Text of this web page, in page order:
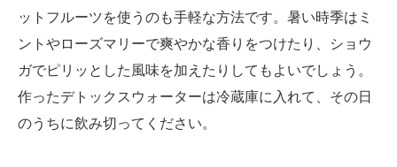
ットフルーツを使うのも手軽な方法です。暑い時季はミ
ントやローズマリーで爽やかな香りをつけたり、ショウ
ガでピリッとした風味を加えたりしてもよいでしょう。
作ったデトックスウォーターは冷蔵庫に入れて、その日
のうちに飲み切ってください。